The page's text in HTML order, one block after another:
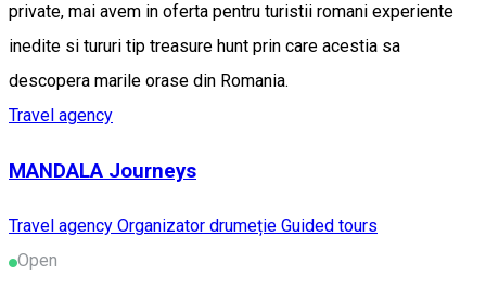
private, mai avem in oferta pentru turistii romani experiente
inedite si tururi tip treasure hunt prin care acestia sa
descopera marile orase din Romania.
Travel agency
MANDALA Journeys
Travel agency Organizator drumeție Guided tours
Open